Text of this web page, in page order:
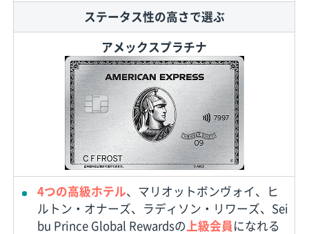
ステータス性の高さで選ぶ
アメックスプラチナ
4つの高級ホテル、マリオットボンヴォイ、ヒ
ルトン・オナーズ、ラディソン・リワーズ、Sei
bu Prince Global Rewardsの上級会員になれる